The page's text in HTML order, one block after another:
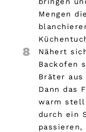
Mengen
8
Nähert
Backofen
Bräter aus
Dann das
warm
durch ein
passieren,